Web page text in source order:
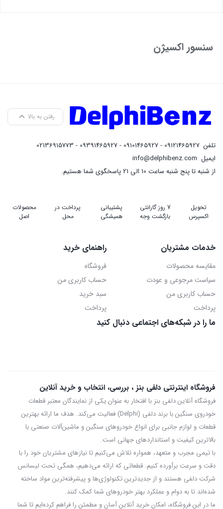
سنسور اکسیژن
رفتن به بالا
تلفن 09121465927 - 09101465927 - 09391465927 - 02136915773
ایمیل info@delphibenz.com
از شنبه تا پنج شنبه ساعت 10 الی 21 پاسخگوی شما هستیم.
تحویل
اکسپرس
7 روز گارانتی
بازگشت وجه
پشتیبانی
همیشگی
پرداخت در
محل
محصولات
اصل
خدمات مشتریان
مقایسه محصولات
سیاست مرجوعی و عودت
حساب کاربری من
پرداخت
راهنمای خرید
فروشگاه
حساب کاربری من
سبد خرید
پرداخت
ما را در شبکه‌های اجتماعی دنبال کنید
فروشگاه اینترنتی دلفی بنز ، بررسی، انتخاب و خرید آنلاین
فروشگاه آنلاین دلفی بنز با افتخار به عنوان یکی از نمایندگان معتبر قطعات
خودروی سنگین با برند دلفی (Delphi) فعالیت می‌کند. هدف ما ارائه بهترین
قطعات و لوازم جانبی برای انواع خودروهای سنگین و ماشین‌آلات صنعتی با
بالاترین کیفیت و استانداردهای جهانی است.
با تیمی مجرب و متعهد، همواره تلاش می‌کنیم تا نیازهای مشتریان خود را با
دقت و سرعت برآورده کنیم. قطعاتی که ارائه می‌دهیم، همگی تحت لیسانس
شرکت دلفی هستند و از جدیدترین تکنولوژی‌ها و پیشرفته‌ترین مواد ساخته
شده‌اند تا به دوام و عملکرد بهتر خودروهای شما کمک کنند.
ما در این فروشگاه، امکان خرید آنلاین آسان و مطمئن را فراهم کرده‌ایم تا شما